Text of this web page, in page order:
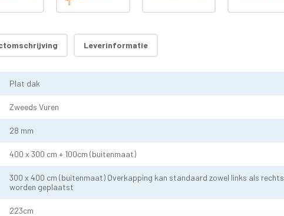
Leverinformatie
Plat dak
Zweeds Vuren
28 mm
400 x 300 cm + 100cm (buitenmaat)
300 x 400 cm (buitenmaat) Overkapping kan standaard zowel links als rechts
worden geplaatst
223cm